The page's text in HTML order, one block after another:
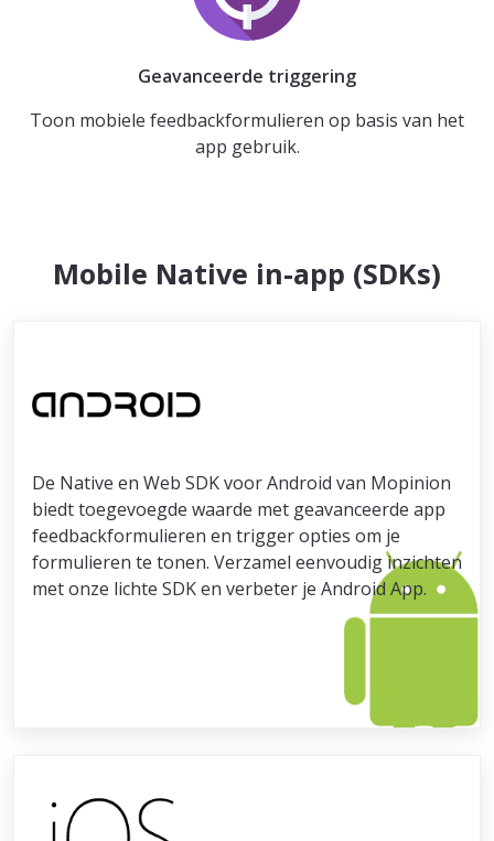
Geavanceerde triggering
Toon mobiele feedbackformulieren op basis van het
app gebruik.
Mobile Native in-app (SDKs)
De Native en Web SDK voor Android van Mopinion
biedt toegevoegde waarde met geavanceerde app
feedbackformulieren en trigger opties om je
formulieren te tonen. Verzamel eenvoudig inzichten
met onze lichte SDK en verbeter je Android App.